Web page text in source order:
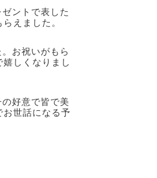
ントで表した
えました。
お祝いがもら
しくなりまし
好意で皆で美
世話になる予